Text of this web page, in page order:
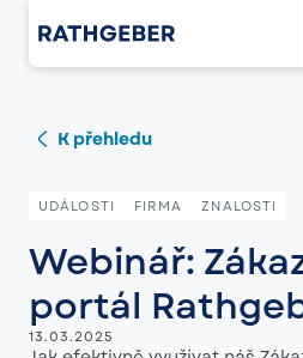
K přehledu
UDÁLOSTI FIRMA ZNALOSTI
Webinář:
portál
13.03.2025